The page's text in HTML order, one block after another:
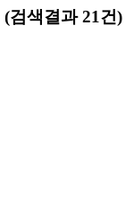
(검색결과 21건)